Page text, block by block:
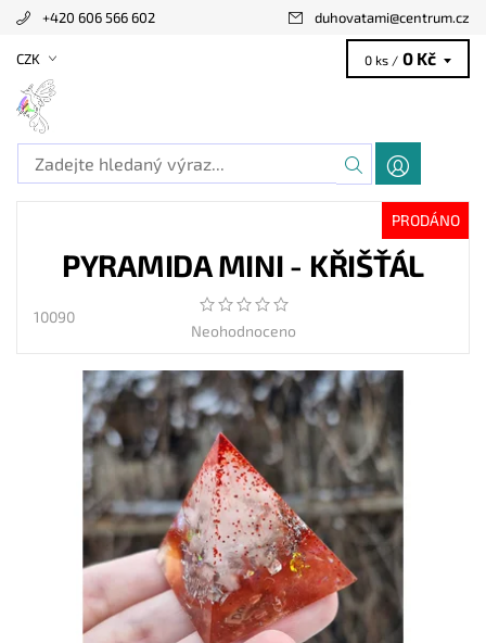
+420 606 566 602 duhovatami@centrum.cz
CZK 0 ks / 0 Kč
PRODÁNO
PYRAMIDA MINI - KŘIŠŤÁL
10090
Neohodnoceno